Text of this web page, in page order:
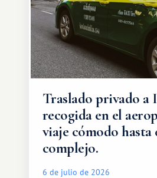
Traslado privado a
recogida en el
viaje cómodo hasta
complejo.
6 de julio de 2026